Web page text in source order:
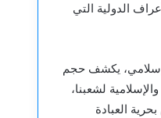
الدولية التي
يكشف حجم
لشعبنا،
العبادة